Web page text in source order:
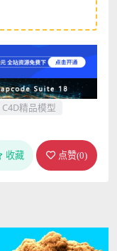
C4D精品模型
收藏 点赞(0)